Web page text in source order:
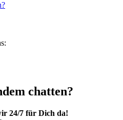
chatten?
24/7 für Dich da!